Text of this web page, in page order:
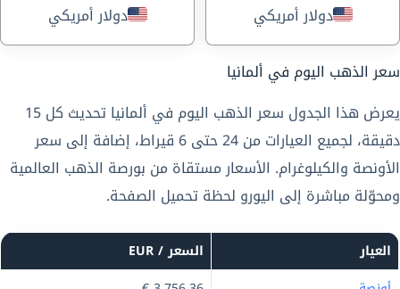
دولار أمريكي دولار أمريكي
سعر الذهب اليوم في ألمانيا
يعرض هذا الجدول سعر الذهب اليوم في ألمانيا تحديث كل 15
دقيقة، لجميع العيارات من 24 حتى 6 قيراط، إضافة إلى سعر
الأونصة والكيلوغرام. الأسعار مستقاة من بورصة الذهب العالمية
ومحوّلة مباشرة إلى اليورو لحظة تحميل الصفحة.
العيار
السعر / EUR